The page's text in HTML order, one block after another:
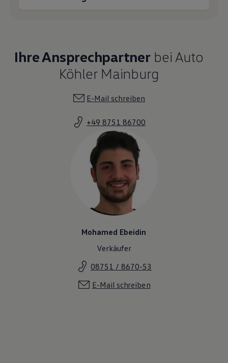
Ihre Ansprechpartnerbei Auto
Köhler Mainburg
E-Mail schreiben
+49 8751 86700
Mohamed Ebeidin
Verkäufer
08751 / 8670-53
E-Mail schreiben